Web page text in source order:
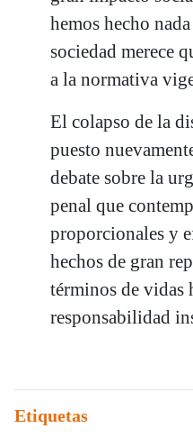
hemos hecho
sociedad merece
a la normativa
El colapso de la
puesto
debate sobre la
penal que
proporcionales y
hechos de gran
términos de vidas
responsabilidad
Etiquetas